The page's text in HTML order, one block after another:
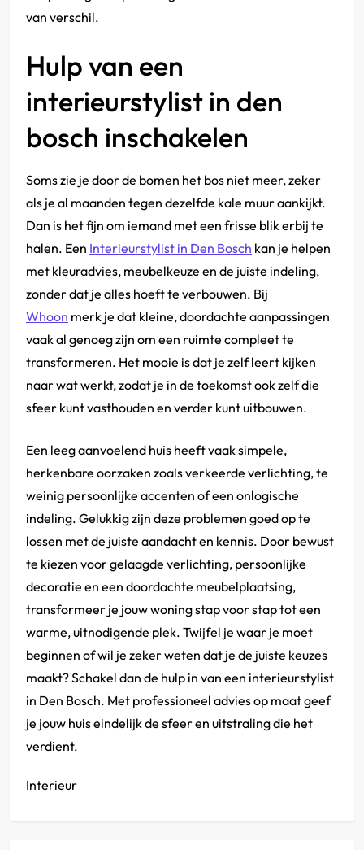
van verschil.
Hulp van een
interieurstylist in den
bosch inschakelen
Soms zie je door de bomen het bos niet meer, zeker
als je al maanden tegen dezelfde kale muur aankijkt.
Dan is het fijn om iemand met een frisse blik erbij te
halen. Een Interieurstylist in Den Bosch kan je helpen
met kleuradvies, meubelkeuze en de juiste indeling,
zonder dat je alles hoeft te verbouwen. Bij
Whoon merk je dat kleine, doordachte aanpassingen
vaak al genoeg zijn om een ruimte compleet te
transformeren. Het mooie is dat je zelf leert kijken
naar wat werkt, zodat je in de toekomst ook zelf die
sfeer kunt vasthouden en verder kunt uitbouwen.
Een leeg aanvoelend huis heeft vaak simpele,
herkenbare oorzaken zoals verkeerde verlichting, te
weinig persoonlijke accenten of een onlogische
indeling. Gelukkig zijn deze problemen goed op te
lossen met de juiste aandacht en kennis. Door bewust
te kiezen voor gelaagde verlichting, persoonlijke
decoratie en een doordachte meubelplaatsing,
transformeer je jouw woning stap voor stap tot een
warme, uitnodigende plek. Twijfel je waar je moet
beginnen of wil je zeker weten dat je de juiste keuzes
maakt? Schakel dan de hulp in van een interieurstylist
in Den Bosch. Met professioneel advies op maat geef
je jouw huis eindelijk de sfeer en uitstraling die het
verdient.
Interieur